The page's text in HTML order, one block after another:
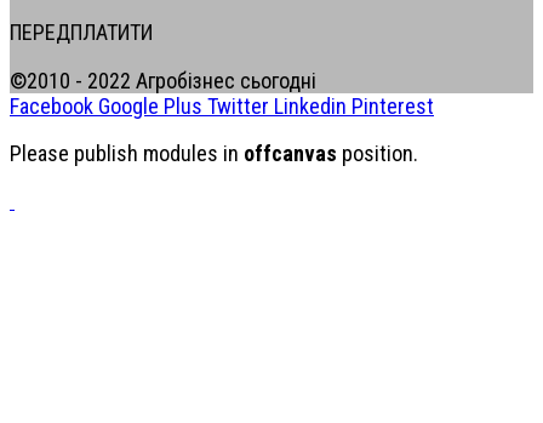
ПЕРЕДПЛАТИТИ
©2010 - 2022 Агробізнес сьогодні
Facebook Google Plus Twitter Linkedin Pinterest
Please publish modules in offcanvas position.